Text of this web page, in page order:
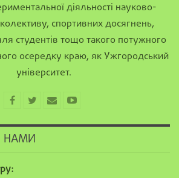
діяльності науково-
спортивних досягнень,
студентів тощо такого потужного
осередку краю, як Ужгородський
університет.
НАМИ